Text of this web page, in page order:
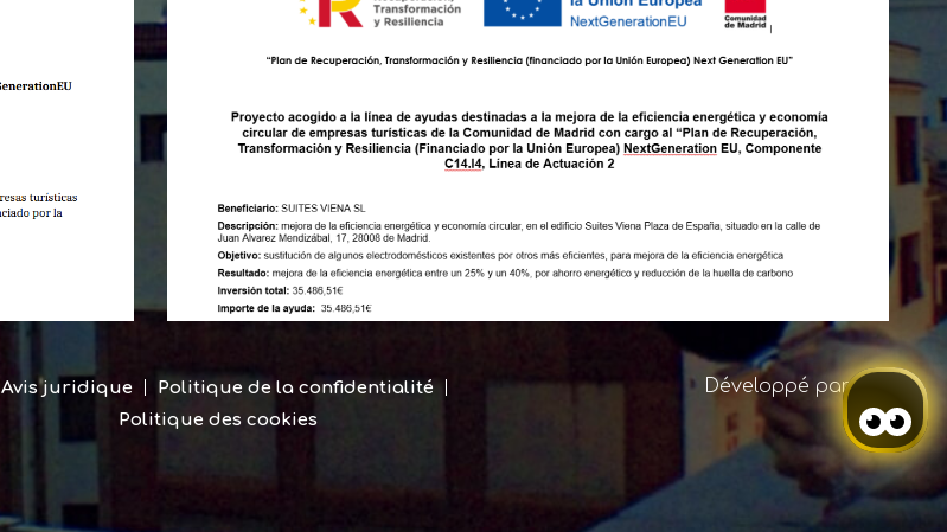
Avis juridique
Politique de la confidentialité
Politique des cookies
Développé parMirai